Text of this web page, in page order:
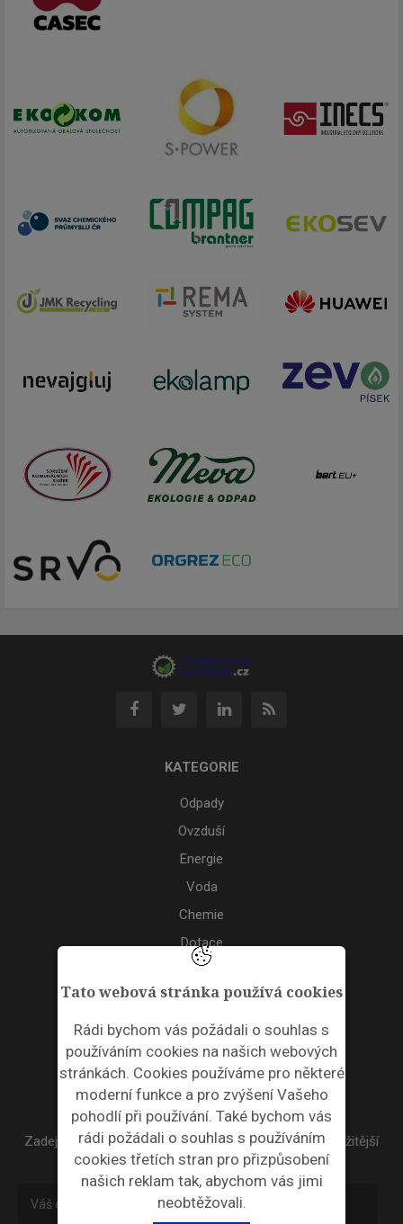
Tato webová stránka používá cookies
Rádi bychom vás požádali o souhlas s
používáním cookies na našich webových
stránkách. Cookies používáme pro některé
moderní funkce a pro zvýšení Vašeho
pohodlí při používání. Také bychom vás
rádi požádali o souhlas s používáním
cookies třetích stran pro přizpůsobení
našich reklam tak, abychom vás jimi
neobtěžovali.
KATEGORIE
Odpady
Ovzduší
Energie
Voda
Chemie
Dotace
Akce
ODPADNÍ PLASTY
NEWSLETTER
Zadejte váš email a my Vám budeme zasílat ty nejdůležitější
informace, maximálně 1x týdně.